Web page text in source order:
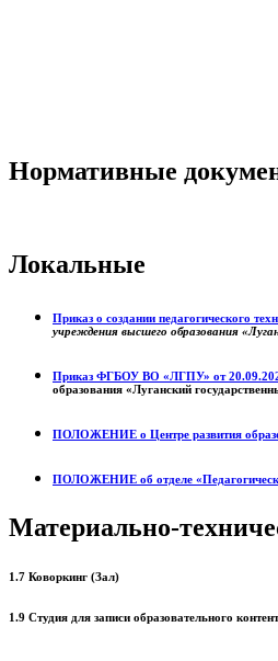
Нормативные
Локальные
Приказ о создании педагогического
учреждения высшего образования
Приказ ФГБОУ ВО «ЛГПУ» от
образования «Луганский
ПОЛОЖЕНИЕ о Центре развития
ПОЛОЖЕНИЕ об отделе
Материально-
1.7 Коворкинг (Зал)
1.9 Студия для записи образовательного